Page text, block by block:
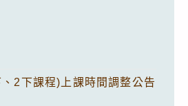
2下課程)上課時間調整公告